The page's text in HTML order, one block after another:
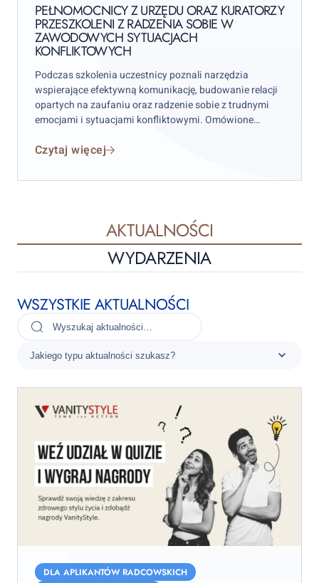
kuratorzy
przeszkoleni
radzenia
sobie
zawodowych
sytuacjach
konfliktowych
PEŁNOMOCNICY Z URZĘDU ORAZ KURATORZY
PRZESZKOLENI Z RADZENIA SOBIE W
ZAWODOWYCH SYTUACJACH
KONFLIKTOWYCH
Podczas szkolenia uczestnicy poznali narzędzia
wspierające efektywną komunikację, budowanie relacji
opartych na zaufaniu oraz radzenie sobie z trudnymi
emocjami i sytuacjami konfliktowymi. Omówione
sposobu komunikacji do potrzeb rozmówców oraz
pracy zawodowej. Warsztat poprowadził Patryk
Polskiego Towarzystwa Psychologicznego.
Czytaj więcej
AKTUALNOŚCI
WYDARZENIA
WSZYSTKIE AKTUALNOŚCI
udziałDLA APLIKANTÓW RADCOWSKICH